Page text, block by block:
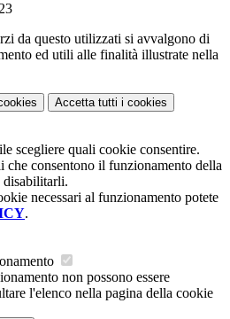
da questo utilizzati si avvalgono di
ed utili alle finalità illustrate nella
Accetta tutti i cookies
scegliere quali cookie consentire.
che consentono il funzionamento della
disabilitarli.
necessari al funzionamento potete
.
non possono essere
l'elenco nella pagina della cookie